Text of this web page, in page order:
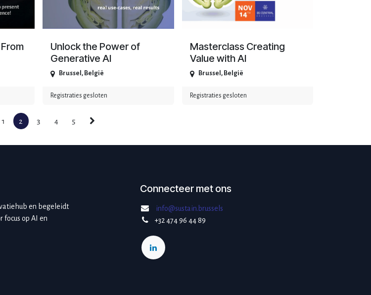
Unlock the Power of
Generative AI
Brussel , België
Registraties gesloten
Masterclass Creating
Value with AI
Brussel , België
Registraties gesloten
1 2 3 4 5
en begeleidt
focus op AI en
Connecteer met ons
info@sustain.brussels
+32 474 96 44 89